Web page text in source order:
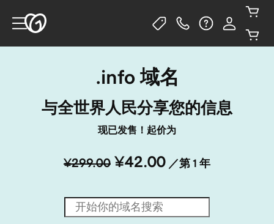
.info 域名
与全世界人民分享您的信息
现已发售！起价为
¥299.00 ¥42.00 ／第 1 年